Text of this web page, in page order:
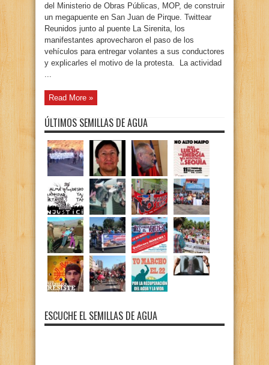
del Ministerio de Obras Públicas, MOP, de construir
un megapuente en San Juan de Pirque. Twittear
Reunidos junto al puente La Sirenita, los
manifestantes aprovecharon el paso de los
vehículos para entregar volantes a sus conductores
y explicarles el motivo de la protesta. La actividad
...
Read More »
ÚLTIMOS SEMILLAS DE AGUA
ESCUCHE EL SEMILLAS DE AGUA